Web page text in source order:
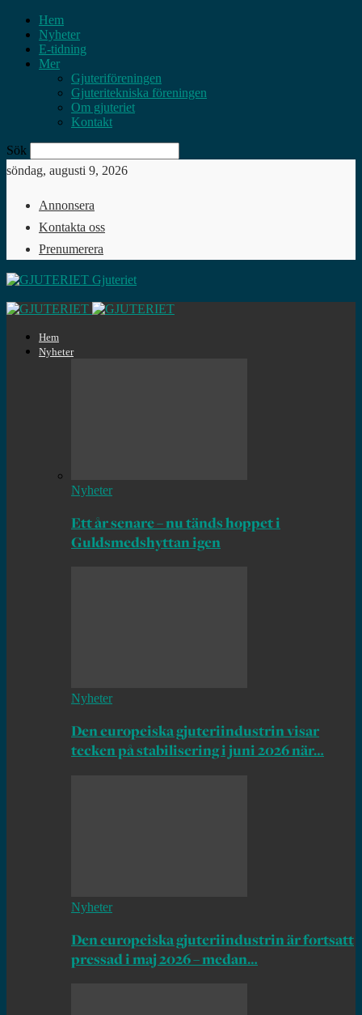
Hem
Nyheter
E-tidning
Mer
Gjuteriföreningen
Gjuteritekniska föreningen
Om gjuteriet
Kontakt
Sök
söndag, augusti 9, 2026
Annonsera
Kontakta oss
Prenumerera
Gjuteriet
Hem
Nyheter
Nyheter
Ett år senare – nu tänds hoppet i
Guldsmedshyttan igen
Nyheter
Den europeiska gjuteriindustrin visar
tecken på stabilisering i juni 2026 när…
Nyheter
Den europeiska gjuteriindustrin är fortsatt
pressad i maj 2026 – medan…